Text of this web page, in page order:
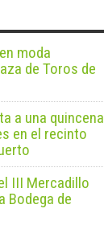
moda
de Toros de
a una quincena
en el recinto
III Mercadillo
Bodega de